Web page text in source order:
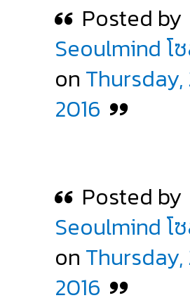
Posted by
Seoulmind โ
on Thursday,
2016
Posted by
Seoulmind โ
on Thursday,
2016